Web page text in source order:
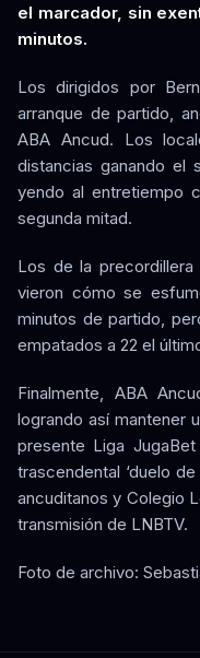
el marcador, sin
minutos.
Los dirigidos por
arranque de partido,
ABA Ancud. Los
distancias ganando el
yendo al entretiempo
segunda mitad.
Los de la
vieron cómo se
minutos de partido,
empatados a 22 el
Finalmente, ABA
logrando así mantener
presente Liga
trascendental ‘duelo
ancuditanos y Colegio
transmisión de LNBTV.
Foto de archivo: